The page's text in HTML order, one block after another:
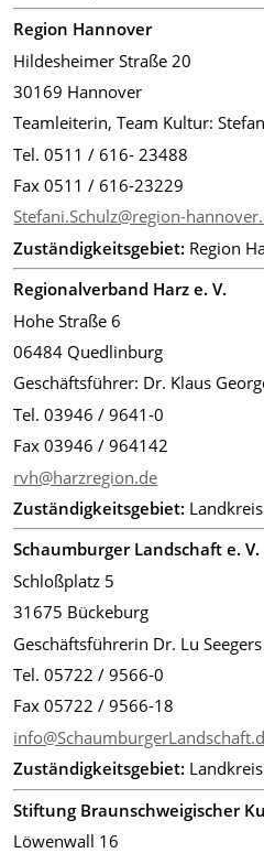
Region Hannover
Hildesheimer Straße 20
30169 Hannover
Teamleiterin, Team Kultur:
Tel. 0511 / 616- 23488
Fax 0511 / 616-23229
Stefani.Schulz@region-
Zuständigkeitsgebiet: Region
Regionalverband Harz e. V.
Hohe Straße 6
06484 Quedlinburg
Geschäftsführer: Dr. Klaus
Tel. 03946 / 9641-0
Fax 03946 / 964142
rvh@harzregion.de
Zuständigkeitsgebiet:
Schaumburger Landschaft e. V.
Schloßplatz 5
31675 Bückeburg
Geschäftsführerin Dr. Lu Seegers
Tel. 05722 / 9566-0
Fax 05722 / 9566-18
Zuständigkeitsgebiet:
Stiftung Braunschweigischer
Löwenwall 16